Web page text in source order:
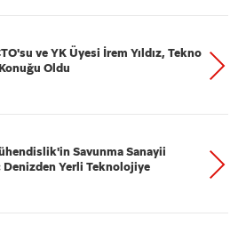
ve YK Üyesi İrem Yıldız, Tekno
Oldu
Savunma Sanayii
Yerli Teknolojiye